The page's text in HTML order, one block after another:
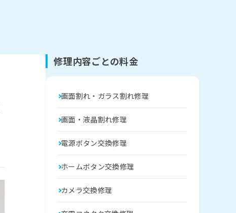
修理内容ごとの料金
画面割れ・ガラス割れ修理
画面・液晶割れ修理
電源ボタン交換修理
ホームボタン交換修理
カメラ交換修理